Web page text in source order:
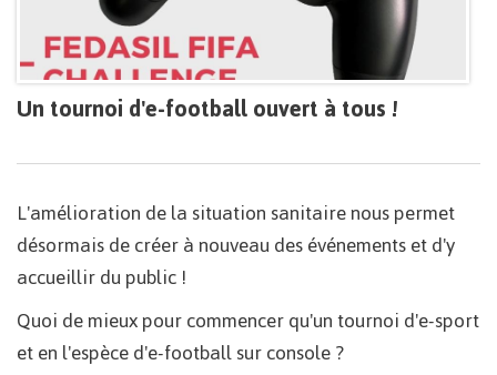
Un tournoi d'e-football ouvert à tous !
L'amélioration de la situation sanitaire nous permet
désormais de créer à nouveau des événements et d'y
accueillir du public !
Quoi de mieux pour commencer qu'un tournoi d'e-sport
et en l'espèce d'e-football sur console ?